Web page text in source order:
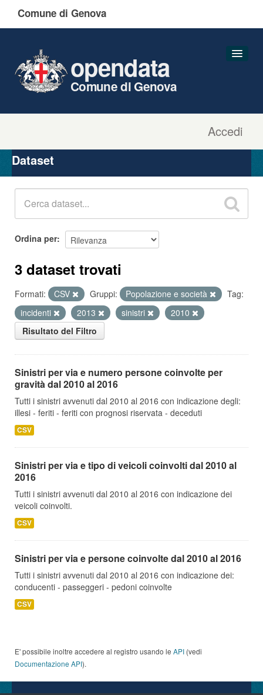
Comune di Genova
Accedi
opendata
Comune di Genova
Organizzazioni
Gruppi
Dataset
Ordina per
3 dataset trovati
Formati: CSV Gruppi: Popolazione e società
Tag:
incidenti
2013 sinistri
2010
Risultato del Filtro
Sinistri per via e numero persone coinvolte per
gravità dal 2010 al 2016
Tutti i sinistri avvenuti dal 2010 al 2016 con indicazione degli:
illesi - feriti - feriti con prognosi riservata - deceduti
CSV
Sinistri per via e tipo di veicoli coinvolti dal 2010 al
2016
Tutti i sinistri avvenuti dal 2010 al 2016 con indicazione dei
veicoli coinvolti.
CSV
Sinistri per via e persone coinvolte dal 2010 al 2016
Tutti i sinistri avvenuti dal 2010 al 2016 con indicazione dei:
conducenti - passeggeri - pedoni coinvolte
CSV
E' possibile inoltre accedere al registro usando le API (vedi
Documentazione API).